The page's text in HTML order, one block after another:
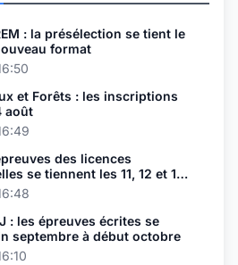
: la présélection se tient le
format
et Forêts : les inscriptions
août
des licences
se tiennent les 11, 12 et 13
: les épreuves écrites se
septembre à début octobre